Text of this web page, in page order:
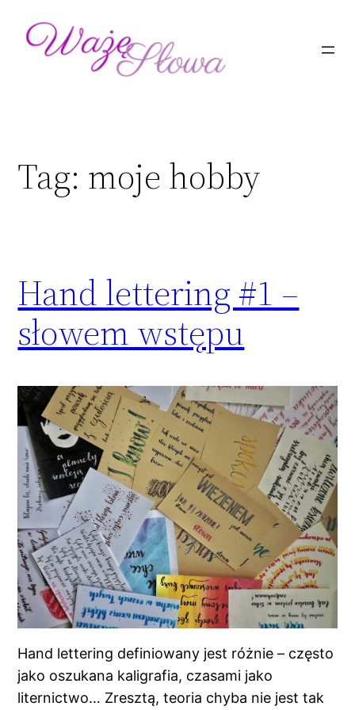
Tag: moje hobby
Hand lettering #1 –
słowem wstępu
Hand lettering definiowany jest różnie – często
jako oszukana kaligrafia, czasami jako
liternictwo… Zresztą, teoria chyba nie jest tak